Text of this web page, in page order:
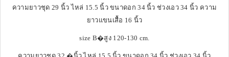
ความยาวชุด 29 นิ้ว ไหล่ 15.5 นิ้ว ขนาดอก 34 นิ้ว ช่วงเอว 34 นิ้ว ความ
ยาวแขนเสื้อ 16 นิ้ว
size B�สูง 120-130 cm.